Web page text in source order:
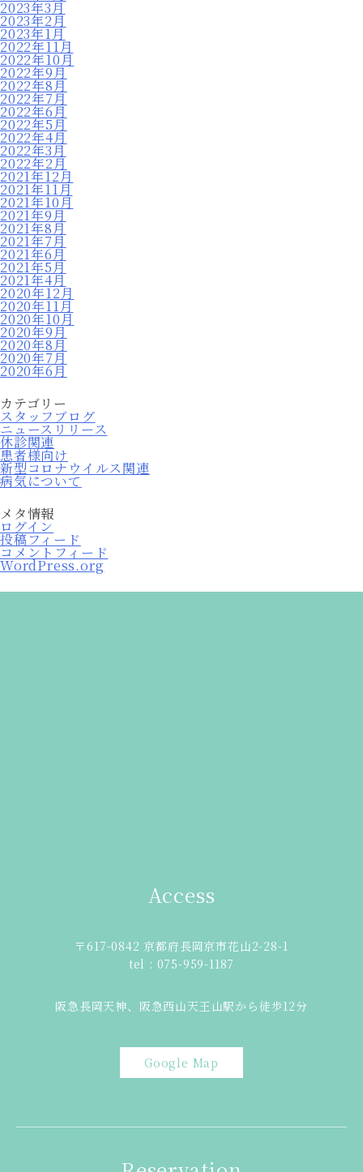
2023年3月
2023年2月
2023年1月
2022年11月
2022年10月
2022年9月
2022年8月
2022年7月
2022年6月
2022年5月
2022年4月
2022年3月
2022年2月
2021年12月
2021年11月
2021年10月
2021年9月
2021年8月
2021年7月
2021年6月
2021年5月
2021年4月
2020年12月
2020年11月
2020年10月
2020年9月
2020年8月
2020年7月
2020年6月
カテゴリー
スタッフブログ
ニュースリリース
休診関連
患者様向け
新型コロナウイルス関連
病気について
メタ情報
ログイン
投稿フィード
コメントフィード
WordPress.org
Access
〒617-0842 京都府長岡京市花山2-28-1
tel : 075-959-1187
阪急長岡天神、阪急西山天王山駅から徒歩12分
Google Map